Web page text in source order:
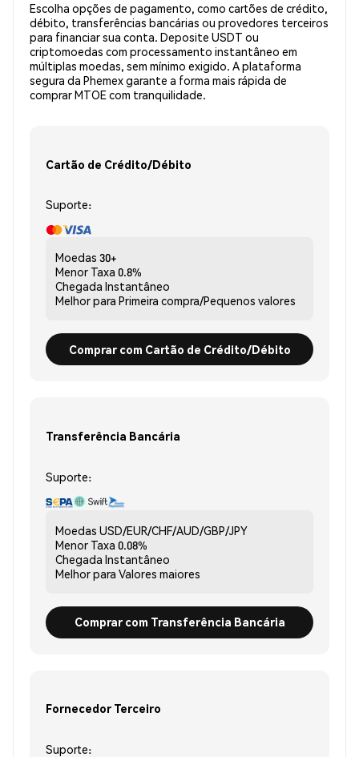
Escolha opções de pagamento, como cartões de crédito,
débito, transferências bancárias ou provedores terceiros
para financiar sua conta. Deposite USDT ou
criptomoedas com processamento instantâneo em
múltiplas moedas, sem mínimo exigido. A plataforma
segura da Phemex garante a forma mais rápida de
comprar MTOE com tranquilidade.
Cartão de Crédito/Débito
Suporte:
Moedas 30+
Menor Taxa 0.8%
Chegada Instantâneo
Melhor para Primeira compra/Pequenos valores
Comprar com Cartão de Crédito/Débito
Transferência Bancária
Suporte:
Moedas USD/EUR/CHF/AUD/GBP/JPY
Menor Taxa 0.08%
Chegada Instantâneo
Melhor para Valores maiores
Comprar com Transferência Bancária
Fornecedor Terceiro
Suporte: